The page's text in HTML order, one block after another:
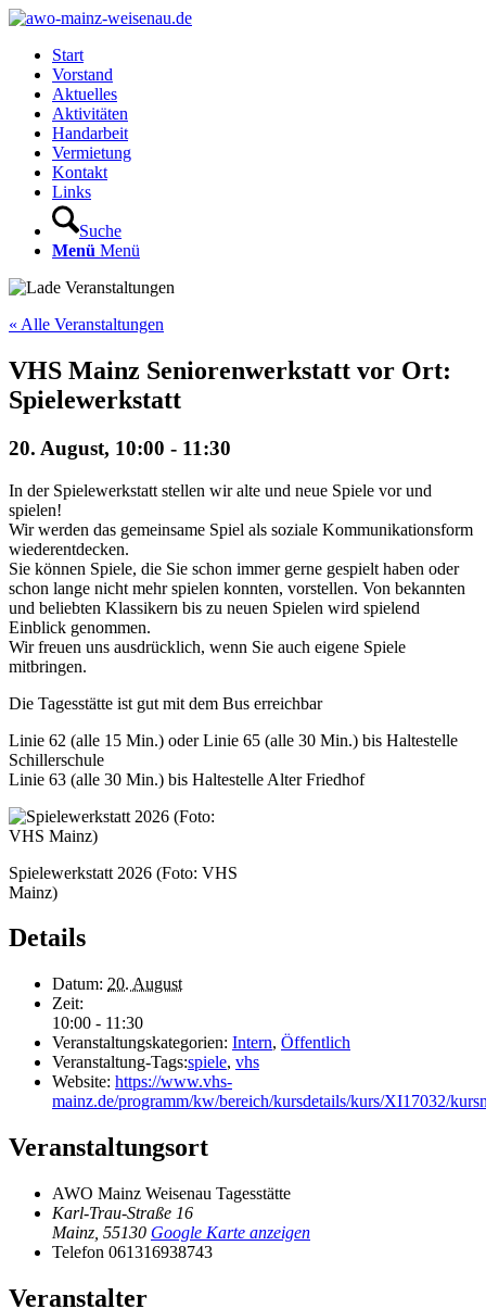
Start
Vorstand
Aktuelles
Aktivitäten
Handarbeit
Vermietung
Kontakt
Links
Suche
Menü Menü
« Alle Veranstaltungen
VHS Mainz Seniorenwerkstatt vor Ort:
Spielewerkstatt
20. August, 10:00 - 11:30
In der Spielewerkstatt stellen wir alte und neue Spiele vor und
spielen!
Wir werden das gemeinsame Spiel als soziale Kommunikationsform
wiederentdecken.
Sie können Spiele, die Sie schon immer gerne gespielt haben oder
schon lange nicht mehr spielen konnten, vorstellen. Von bekannten
und beliebten Klassikern bis zu neuen Spielen wird spielend
Einblick genommen.
Wir freuen uns ausdrücklich, wenn Sie auch eigene Spiele
mitbringen.
Die Tagesstätte ist gut mit dem Bus erreichbar
Linie 62 (alle 15 Min.) oder Linie 65 (alle 30 Min.) bis Haltestelle
Schillerschule
Linie 63 (alle 30 Min.) bis Haltestelle Alter Friedhof
Spielewerkstatt 2026 (Foto: VHS
Mainz)
Details
Datum: 20. August
Zeit:
10:00 - 11:30
Veranstaltungskategorien: Intern, Öffentlich
Veranstaltung-Tags:spiele, vhs
Website: https://www.vhs-
mainz.de/programm/kw/bereich/kursdetails/kurs/XI17032/
Veranstaltungsort
AWO Mainz Weisenau Tagesstätte
Karl-Trau-Straße 16
Mainz 55130 Google Karte anzeigen
Telefon 061316938743
Veranstalter